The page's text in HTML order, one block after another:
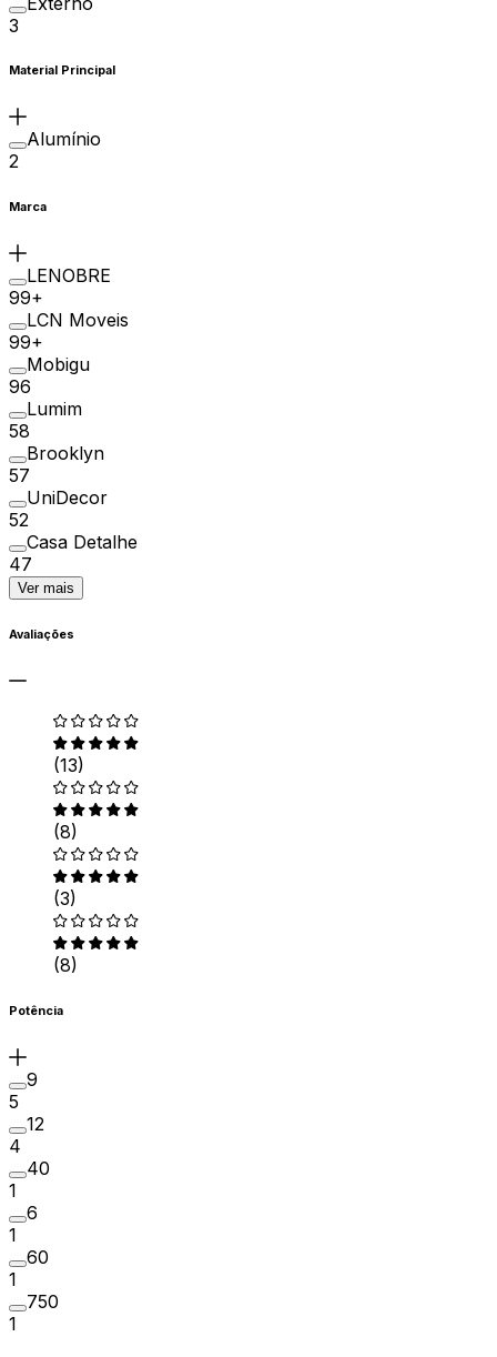
3
Material Principal
Alumínio
2
Marca
LENOBRE
99+
LCN Moveis
99+
Mobigu
96
Lumim
58
Brooklyn
57
UniDecor
52
Casa Detalhe
47
Ver mais
Avaliações
(13)
(8)
(3)
(8)
Potência
9
5
12
4
40
1
6
1
60
1
750
1